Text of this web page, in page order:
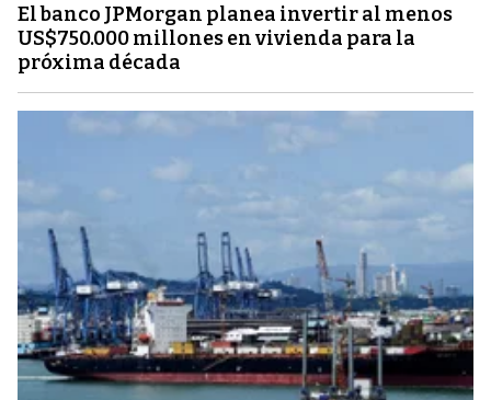
El banco JPMorgan planea invertir al menos
US$750.000 millones en vivienda para la
próxima década